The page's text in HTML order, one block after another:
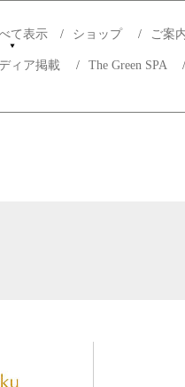
て表示 / ショップ / ご案
ィア掲載 / The Green SPA /